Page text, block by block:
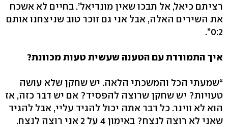
רציתם כיאל, אל תבכו שאין מונדיאל’. בחיים לא אשכח
את השירים האלה, אבל אני גם זוכר טוב שניצחנו אותם
0:2”.
איך התמודדת עם הטענה שעשית טעות מכוונת?
“שמעתי הכל והמשכתי הלאה. יש שחקן שלא עושה
טעויות? יש שחקן שרוצה להפסיד? אם יש דבר כזה, אז
הוא לא ווינר. כל דבר אתה יכול להגיד עליי, אבל להגיד
שאני לא רוצה לנצח? באימון 4 על 2 אני רוצה לנצח.